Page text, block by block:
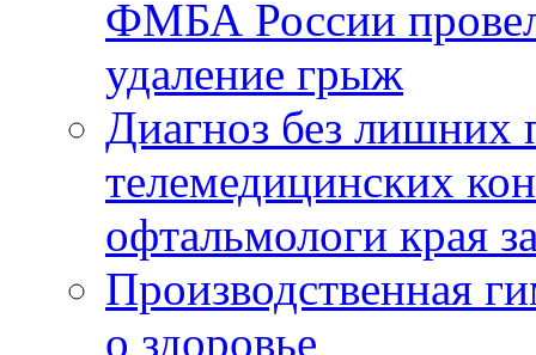
ФМБА России
удаление грыж
Диагноз без лишних
телемедицинских
офтальмологи края
Производственная
о здоровье